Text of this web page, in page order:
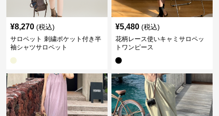
¥8,270 (税込)
サロペット 刺繍ポケット付き半
袖シャツサロペット
¥5,480 (税込)
花柄レース使いキャミサロペッ
トワンピース